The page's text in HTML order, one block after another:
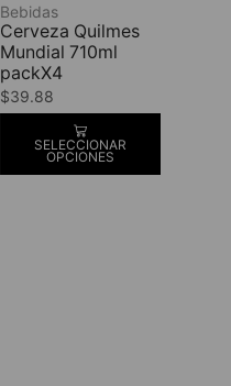
Bebidas
Cerveza Quilmes
Mundial 710ml
packX4
$39.88
SELECCIONAR
OPCIONES